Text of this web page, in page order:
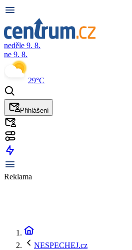
neděle 9. 8.
ne 9. 8.
29°C
Přihlášení
Reklama
NESPECHEJ.cz